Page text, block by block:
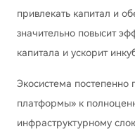
привлекать капитал и
значительно повысит
капитала и ускорит
Экосистема постепенно
платформы» к
инфраструктурному